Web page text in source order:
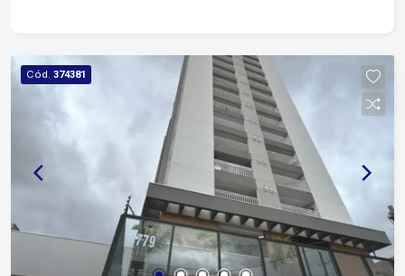
Varanda gourmet integrada ? 1 vaga de garagem
Além disso, o condomínio entrega uma estrutura
completa pra sua rotina: Piscina Academia Sala
de jogos Salão de festas E outras facilidades
que trazem mais conforto no dia a dia Tudo isso
em uma região tranquila da Vila Carvalho, com
fácil acesso aos principais pontos de Sorocaba.
Cód. 374381